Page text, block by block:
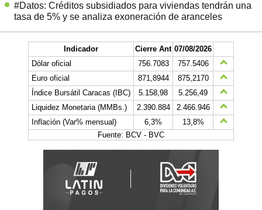
#Datos: Créditos subsidiados para viviendas tendrán una
tasa de 5% y se analiza exoneración de aranceles
Indicador Cierre Ant 07/08/2026
Dólar oficial
756.7083
757.5406
Euro oficial
871,8944
875,2170
Índice Bursátil Caracas (IBC)
5.158,98
5.256,49
Liquidez Monetaria (MMBs.)
2.390.884
2.466.946
Inflación (Var% mensual)
6,3%
13,8%
Fuente: BCV - BVC